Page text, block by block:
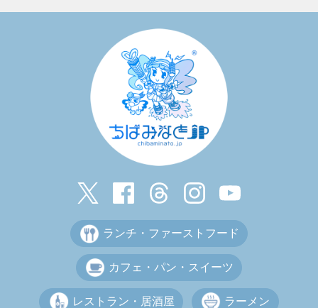
ランチ・ファーストフード
カフェ・パン・スイーツ
レストラン・居酒屋 ラーメン